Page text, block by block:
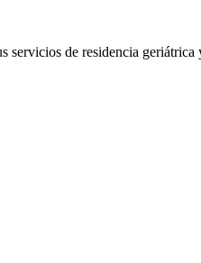
de residencia